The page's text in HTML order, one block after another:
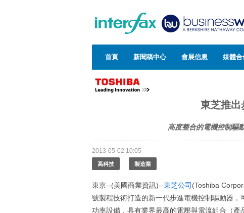
首頁 新聞稿中心 會展信息 媒體合
東芝推
高度整合的電機控制驅
2013-05-02 10:05
高科技 製造業
東京--(美國商業資訊)--東芝公司 (Toshiba
號製程技術打造的新一代步進電機控制驅動器
功率設備，具有業界最高的電壓與電流組合（產